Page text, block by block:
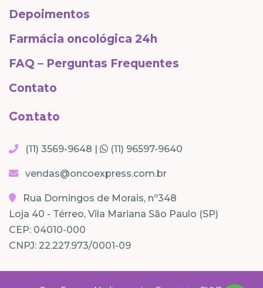
Depoimentos
Farmácia oncológica 24h
FAQ – Perguntas Frequentes
Contato
Contato
(11) 3569-9648 | (11) 96597-9640
vendas@oncoexpress.com.br
Rua Domingos de Morais, nº348
Loja 40 - Térreo, Vila Mariana São Paulo (SP)
CEP: 04010-000
CNPJ: 22.227.973/0001-09